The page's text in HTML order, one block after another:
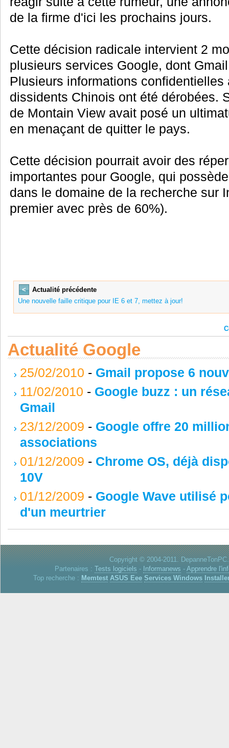
de la firme d'ici les prochains jours.
Cette décision radicale intervient 2
plusieurs services Google, dont
Plusieurs informations
dissidents Chinois ont été dérobées.
de Montain View avait posé un
en menaçant de quitter le pays.
Cette décision pourrait avoir des
importantes pour Google, qui
dans le domaine de la recherche sur
premier avec près de 60%).
<
Actualité précédente
Une nouvelle faille critique pour IE 6 et 7, mettez à jour!
Actualité Google
25/02/2010 - Gmail propose 6
11/02/2010 - Google buzz : un
Gmail
23/12/2009 - Google offre 20
associations
01/12/2009 - Chrome OS, déjà
10V
01/12/2009 - Google Wave utilisé
d'un meurtrier
Copyright © 2004-2011.
Partenaires : Tests logiciels - Informanews - Apprendre
Top recherche : Memtest ASUS Eee Services Windows